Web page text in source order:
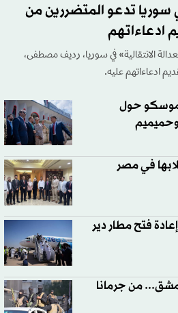
سوريا تدعو المتضررين من
ادعاءاتهم
الانتقالية» في سوريا، رديف مصطفى،
ادعاءاتهم عليه.
حول
في مصر
فتح مطار دير
من جرمانا